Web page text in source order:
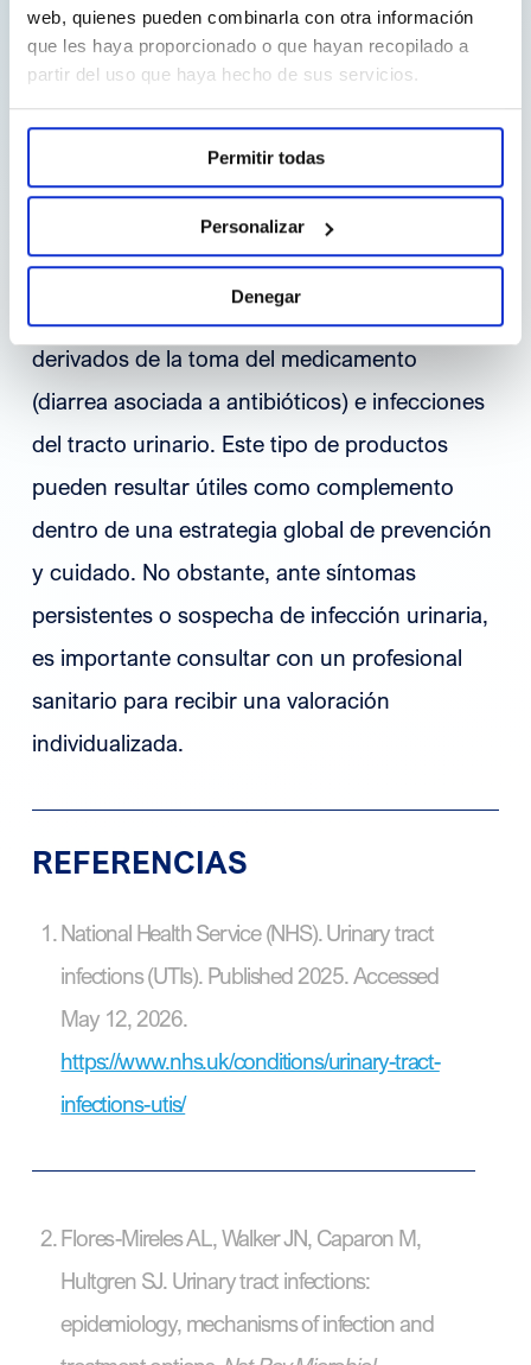
web, quienes pueden combinarla con otra información
que les haya proporcionado o que hayan recopilado a
partir del uso que haya hecho de sus servicios.
Permitir todas
Personalizar
Denegar
Manosa (capaz de ligarse y saturar las fimbrias
tipo 1 deE. Coli, evitando así su adhesión) y
inmunomodulador).
Durante la toma de antibiótico, las fórmulas
previenen problemas
derivados de la toma del medicamento
(diarrea asociada a antibióticos) e infecciones
del tracto urinario. Este tipo de productos
pueden resultar útiles como complemento
dentro de una estrategia global de prevención
y cuidado. No obstante, ante síntomas
persistentes o sospecha de infección urinaria,
es importante consultar con un profesional
sanitario para recibir una valoración
individualizada.
REFERENCIAS
National Health Service (NHS). Urinary tract
infections (UTIs). Published 2025. Accessed
May 12, 2026.
https://www.nhs.uk/conditions/urinary-tract-
infections-utis/
Flores-Mireles AL, Walker JN, Caparon M,
Hultgren SJ. Urinary tract infections:
epidemiology, mechanisms of infection and